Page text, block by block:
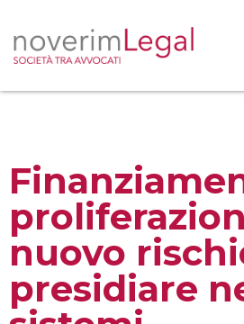
contenuto
nuovo
presidiare